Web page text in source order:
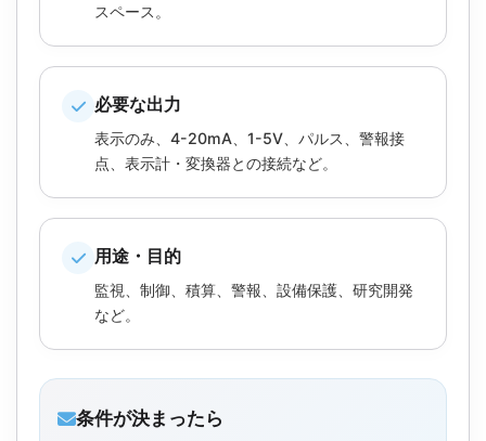
スペース。
必要な出力
表示のみ、4-20mA、1-5V、パルス、警報接
点、表示計・変換器との接続など。
用途・目的
監視、制御、積算、警報、設備保護、研究開発
など。
条件が決まったら